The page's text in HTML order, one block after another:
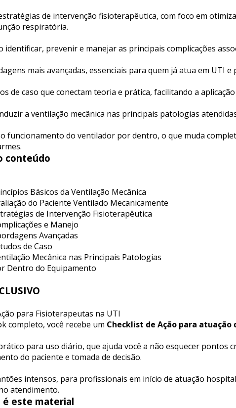
de intervenção fisioterapêutica, com foco em
respiratória.
identificar, prevenir e manejar as principais complicações
mais avançadas, essenciais para quem já atua em UTI
de caso que conectam teoria e prática, facilitando a
a ventilação mecânica nas principais patologias
funcionamento do ventilador por dentro, o que muda
conteúdo
Básicos da Ventilação Mecânica
do Paciente Ventilado Mecanicamente
de Intervenção Fisioterapêutica
e Manejo
Avançadas
de Caso
Mecânica nas Principais Patologias
Dentro do Equipamento
para Fisioterapeutas na UTI
completo, você recebe um Checklist de Ação para
para uso diário, que ajuda você a não esquecer pontos
do paciente e tomada de decisão.
intensos, para profissionais em início de atuação
atendimento.
é este material